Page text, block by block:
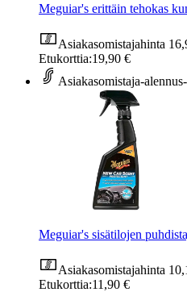
Meguiar's erittäin tehokas
Asiakasomistajahinta
Etukorttia:19,90 €
Asiakasomistaja-alennus
Meguiar's sisätilojen
Asiakasomistajahinta
Etukorttia:11,90 €